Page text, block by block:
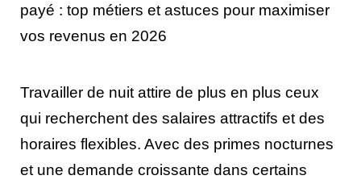
payé : top métiers et astuces pour maximiser
vos revenus en 2026
Travailler de nuit attire de plus en plus ceux
qui recherchent des salaires attractifs et des
horaires flexibles. Avec des primes nocturnes
et une demande croissante dans certains